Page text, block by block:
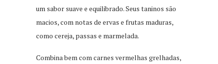
um sabor suave e equilibrado. Seus taninos são
macios, com notas de ervas e frutas maduras,
como cereja, passas e marmelada.
Combina bem com carnes vermelhas grelhadas,